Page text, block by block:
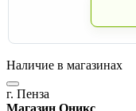
Наличие в магазинах
г. Пенза
Магазин Оникс